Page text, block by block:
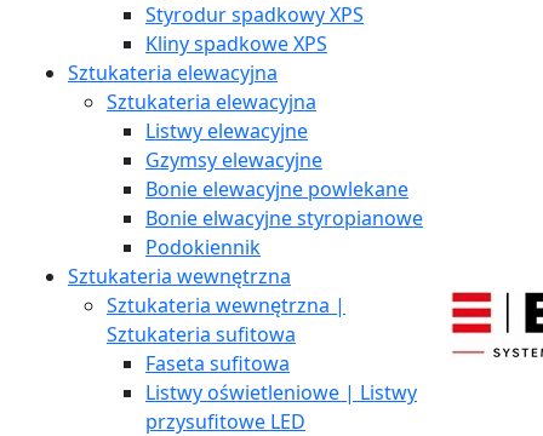
Styrodur spadkowy XPS
Kliny spadkowe XPS
Sztukateria elewacyjna
Sztukateria elewacyjna
Listwy elewacyjne
Gzymsy elewacyjne
Bonie elewacyjne powlekane
Bonie elwacyjne styropianowe
Podokiennik
Sztukateria wewnętrzna
Sztukateria wewnętrzna |
Sztukateria sufitowa
Faseta sufitowa
Listwy oświetleniowe | Listwy
przysufitowe LED